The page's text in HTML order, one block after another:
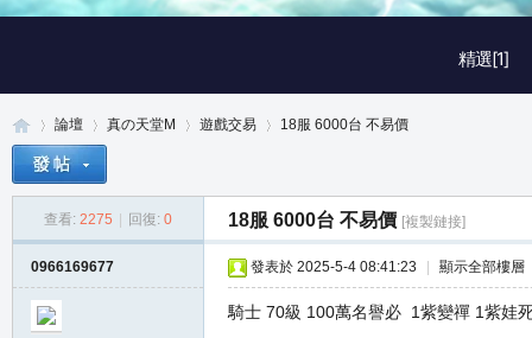
精選[1]
論壇
›
真の天堂M 遊戲交易
›
18服 6000台 不易價
查看: 2275 回復: 0 18服 6000台 不易價 [複製鏈接]
0966169677 發表於 2025-5-4 08:41:23 顯示全部樓層
騎士 70級 100萬名譽必 1紫變禪 1紫娃